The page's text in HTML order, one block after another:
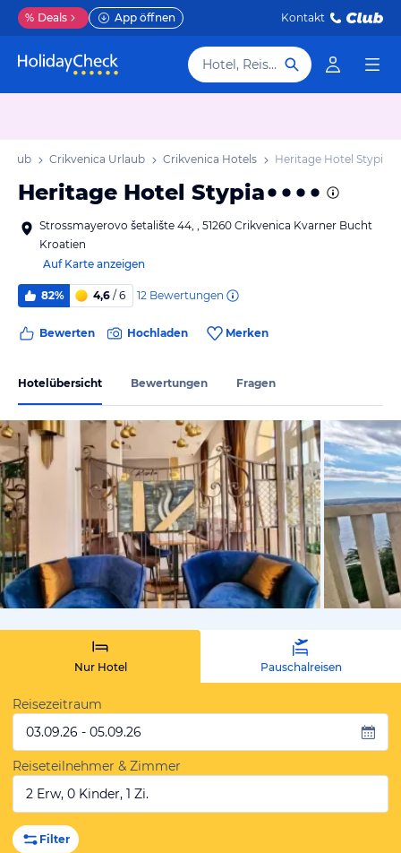
% Deals App öffnen Kontakt
Hotel, Reiseziel
Crikvenica Urlaub Crikvenica Hotels Heritage Hotel Stypia
Heritage Hotel Stypia
Strossmayerovo šetalište 44, , 51260 Crikvenica Kvarner Bucht
Kroatien
Auf Karte anzeigen
82% 4,6 / 6 12 Bewertungen
Bewerten Hochladen Merken
Hotelübersicht Bewertungen Fragen
von
Nur Hotel Pauschalreisen
Reisezeitraum
03.09.26 - 05.09.26
Reiseteilnehmer & Zimmer
2 Erw, 0 Kinder, 1 Zi.
Filter